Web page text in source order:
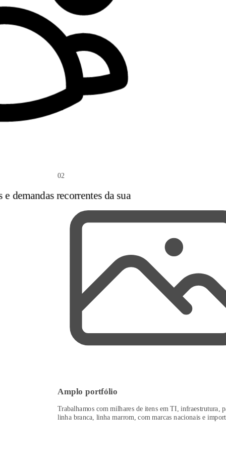
demandas recorrentes da sua
02
Amplo portfólio
Trabalhamos com milhares de itens em TI, infraestrutura,
linha branca, linha marrom, com marcas nacionais e